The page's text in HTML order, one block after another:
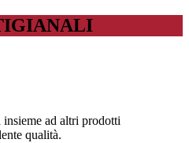
ad altri prodotti
qualità.